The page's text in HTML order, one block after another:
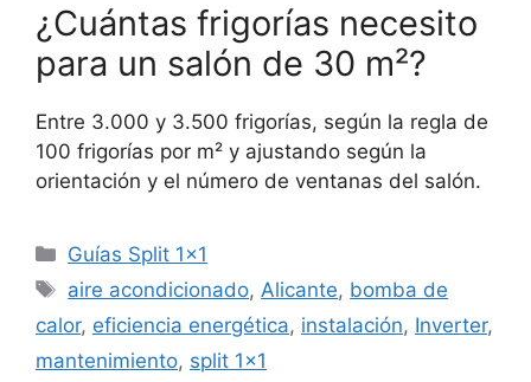
¿Cuántas frigorías necesito
para un salón de 30 m²?
Entre 3.000 y 3.500 frigorías, según la regla de
100 frigorías por m² y ajustando según la
orientación y el número de ventanas del salón.
Guías Split 1x1
aire acondicionado, Alicante, bomba de
calor, eficiencia energética, instalación, Inverter,
mantenimiento, split 1x1